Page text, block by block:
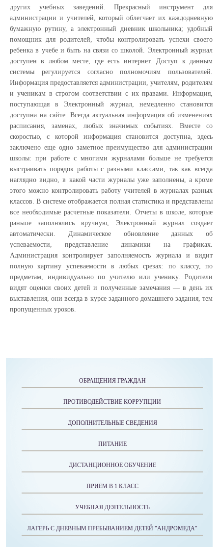
других учебных заведений. Прекрасный инструмент для
администрации и учителей, который облегчает их каждодневную
бумажную рутину, а электронный дневник школьника; удобный
помощник для родителей, чтобы контролировать успехи своего
ребенка в учебе и быть на связи со школой. Электронный журнал
доступен в любом месте, где есть интернет. Доступ к данным
системы регулируется согласно полномочиям пользователей.
Информация предоставляется администрации, учителям, родителям
и ученикам в строгом соответствии с их правами. Информация,
поступающая в Электронный журнал, немедленно становится
доступна на сайте. Всегда актуальная информация об изменениях
расписания, заменах, любых значимых событиях. Вместе со
скоростью, с которой информация становится доступна, здесь
заключено еще одно заметное преимущество для администрации
школы: при работе с многими журналами больше не требуется
выстраивать порядок работы с разными классами, так как всегда
наглядно видно, в какой части журналы уже заполнены, а кроме
этого можно контролировать работу учителей в журналах разных
классов. В системе отображается полная статистика и представлены
все необходимые расчетные показатели. Отчеты в школе, которые
раньше заполнялись вручную, Электронный журнал создает
автоматически. Динамическое обновление данных об
успеваемости, представление динамики на графиках.
Администрация контролирует заполняемость журнала и видит
полную картину успеваемости в любых срезах: по классу, по
предметам, индивидуально по учителю или ученику. Родители
видят оценки своих детей и полученные замечания — в день их
выставления, они всегда в курсе заданного домашнего задания, тем
пропущенных уроков.
ОБРАЩЕНИЯ ГРАЖДАН
ПРОТИВОДЕЙСТВИЕ КОРРУПЦИИ
ДОПОЛНИТЕЛЬНЫЕ СВЕДЕНИЯ
ПИТАНИЕ
ДИСТАНЦИОННОЕ ОБУЧЕНИЕ
ПРИЁМ В 1 КЛАСС
УЧЕБНАЯ ДЕЯТЕЛЬНОСТЬ
ЛАГЕРЬ С ДНЕВНЫМ ПРЕБЫВАНИЕМ ДЕТЕЙ "АНДРОМЕДА"